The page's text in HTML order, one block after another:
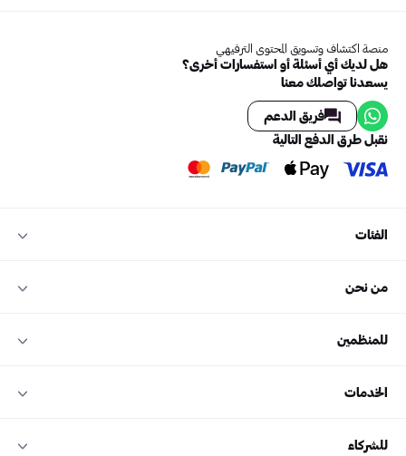
منصة اكتشاف وتسويق المحتوى الترفيهي
هل لديك أي أسئلة أو استفسارات أخرى؟
يسعدنا تواصلك معنا
فريق الدعم
نقبل طرق الدفع التالية
الفئات
من نحن
للمنظمين
الخدمات
للشركاء